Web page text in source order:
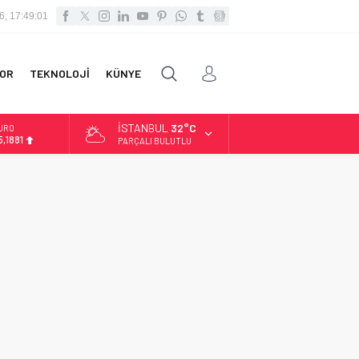
17:49:01
TEKNOLOJİ KÜNYE
İSTANBUL 32°C
PARÇALI BULUTLU